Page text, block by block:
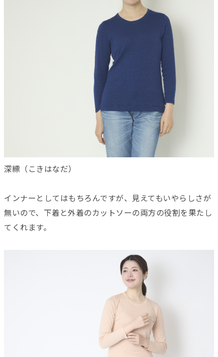
深縹（こきはなだ）
インナーとしてはもちろんですが、見えてもいやらしさが
無いので、下着と外着のカットソーの両方の役割を果たし
てくれます。